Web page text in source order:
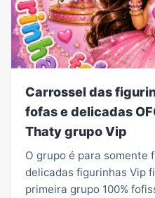
Tecnologia TV
Vídeos
Carrossel das
fofas e delicadas
Thaty grupo Vip
O grupo é para somente
delicadas figurinhas Vip
primeira grupo 100%